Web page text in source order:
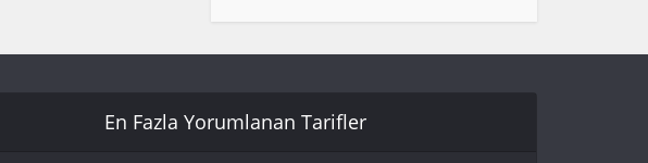
En Fazla Yorumlanan Tarifler